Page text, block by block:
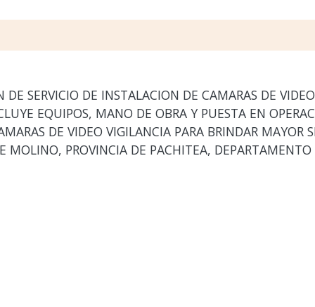
SERVICIO DE INSTALACION DE CAMARAS DE
EQUIPOS, MANO DE OBRA Y PUESTA EN
DE VIDEO VIGILANCIA PARA BRINDAR MAYOR
MOLINO, PROVINCIA DE PACHITEA,